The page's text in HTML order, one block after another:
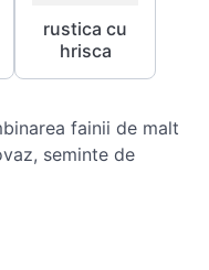
rustica cu
hrisca
fainii de malt
seminte de